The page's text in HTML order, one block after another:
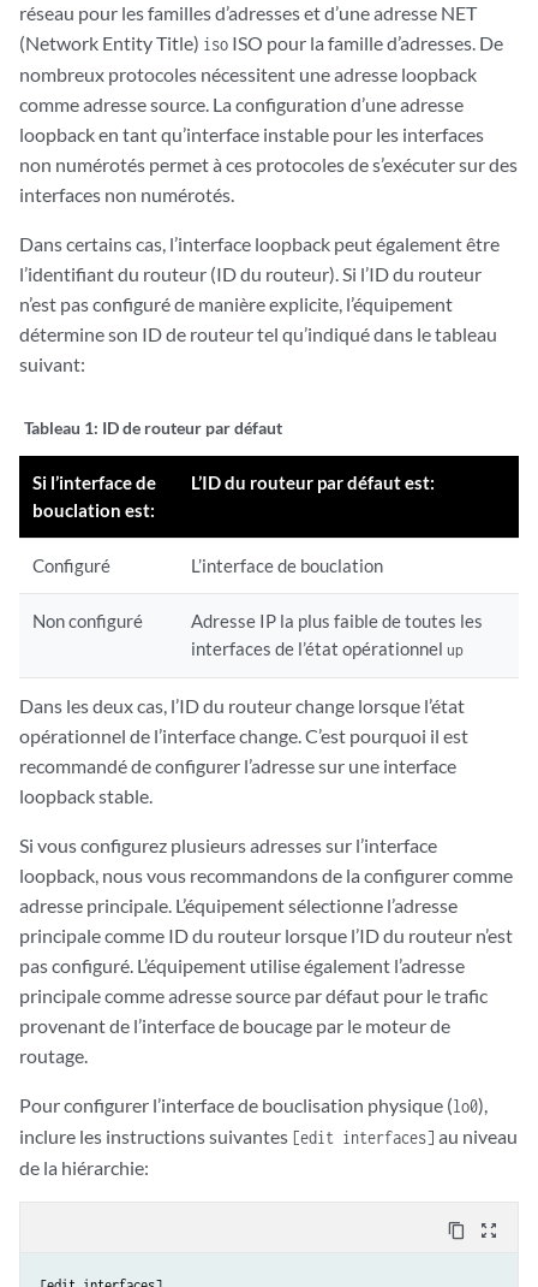
réseau pour les familles d’adresses et d’une adresse NET
(Network Entity Title) iso ISO pour la famille d’adresses. De
nombreux protocoles nécessitent une adresse loopback
comme adresse source. La configuration d’une adresse
loopback en tant qu’interface instable pour les interfaces
non numérotés permet à ces protocoles de s’exécuter sur des
interfaces non numérotés.
Dans certains cas, l’interface loopback peut également être
l’identifiant du routeur (ID du routeur). Si l’ID du routeur
n’est pas configuré de manière explicite, l’équipement
détermine son ID de routeur tel qu’indiqué dans le tableau
suivant:
Tableau 1: IDde routeur par défaut
Si l’interface de
bouclation est:
L’ID du routeur par défaut est:
Configuré L’interface de bouclation
Non configuré
Adresse IP la plus faible de toutes les
interfaces de l’état opérationnel up
Dans les deux cas, l’ID du routeur change lorsque l’état
opérationnel de l’interface change. C’est pourquoi il est
recommandé de configurer l’adresse sur une interface
loopback stable.
Si vous configurez plusieurs adresses sur l’interface
loopback, nous vous recommandons de la configurer comme
adresse principale. L’équipement sélectionne l’adresse
principale comme ID du routeur lorsque l’ID du routeur n’est
pas configuré. L’équipement utilise également l’adresse
principale comme adresse source par défaut pour le trafic
provenant de l’interface de boucage par le moteur de
routage.
Pour configurer l’interface de bouclisation physique (lo0),
inclure les instructions suivantes [edit interfaces] au niveau
de la hiérarchie:
content_copy zoom_out_map